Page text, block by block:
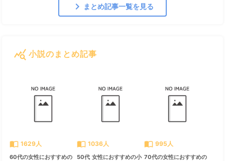
chevron_right まとめ記事一覧を見る
query_stats 小説のまとめ記事
import_contacts 1629人
60代の女性におすすめの
import_contacts 1036人
50代 女性におすすめの小
import_contacts 995人
70代の女性におすすめの